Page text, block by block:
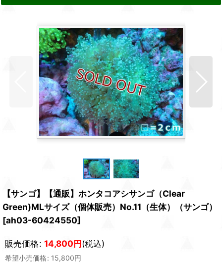
【サンゴ】【通販】ホンタコアシサンゴ（Clear
Green)MLサイズ（個体販売）No.11（生体）（サンゴ）
[ah03-60424550]
販売価格: 14,800円(税込)
希望小売価格: 15,800円